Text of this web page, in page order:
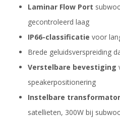
Laminar Flow Port
gecontroleerd laag
IP66-classificatie voor
Brede geluidsverspreiding
Verstelbare bevestiging
speakerpositionering
Instelbare
satellieten, 300W bij